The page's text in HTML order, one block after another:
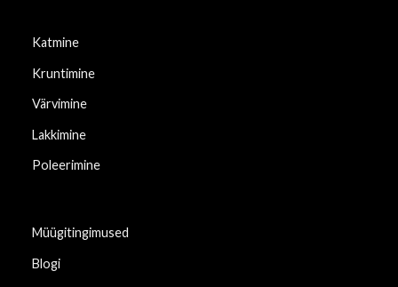
Katmine
Kruntimine
Värvimine
Lakkimine
Poleerimine
Müügitingimused
Blogi